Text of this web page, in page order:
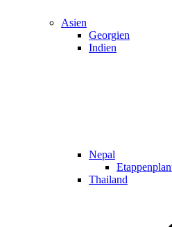
Asien
Georgien
Indien
Nepal
Thailand